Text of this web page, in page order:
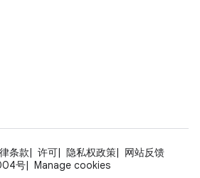
条款 许可 隐私权政策
网站反馈
号
Manage cookies